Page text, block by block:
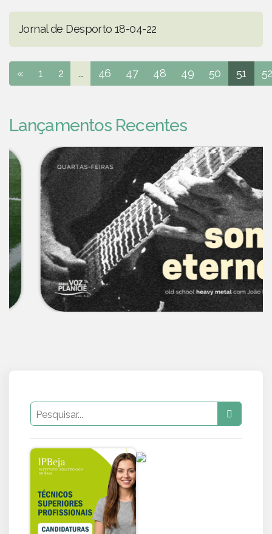
Jornal de Desporto 18-04-22
« 1 2 ... 46 47 48 49 50 51 52
Lançamentos Recentes